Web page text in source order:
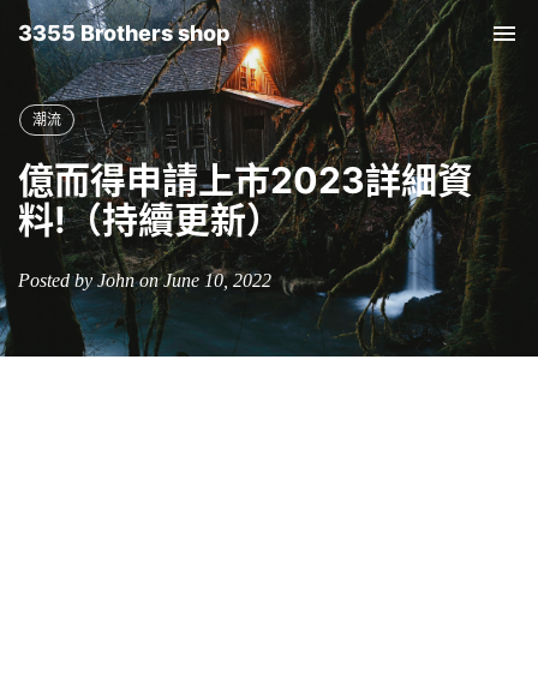
3355 Brothers shop
潮流
億而得申請上市2023詳細資
料!（持續更新）
Posted by John on June 10, 2022